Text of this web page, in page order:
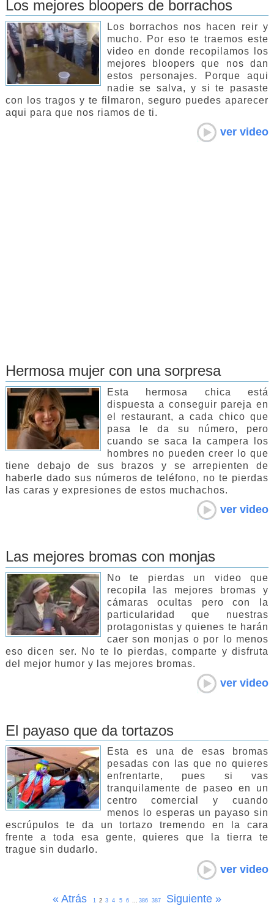
Los mejores bloopers de borrachos
Los borrachos nos hacen reir y
mucho. Por eso te traemos este
video en donde recopilamos los
mejores bloopers que nos dan
estos personajes. Porque aqui
nadie se salva, y si te pasaste
con los tragos y te filmaron, seguro puedes aparecer
aqui para que nos riamos de ti.
ver video
Hermosa mujer con una sorpresa
Esta hermosa chica está
dispuesta a conseguir pareja en
el restaurant, a cada chico que
pasa le da su número, pero
cuando se saca la campera los
hombres no pueden creer lo que
tiene debajo de sus brazos y se arrepienten de
haberle dado sus números de teléfono, no te pierdas
las caras y expresiones de estos muchachos.
ver video
Las mejores bromas con monjas
No te pierdas un video que
recopila las mejores bromas y
cámaras ocultas pero con la
particularidad que nuestras
protagonistas y quienes te harán
caer son monjas o por lo menos
eso dicen ser. No te lo pierdas, comparte y disfruta
del mejor humor y las mejores bromas.
ver video
El payaso que da tortazos
Esta es una de esas bromas
pesadas con las que no quieres
enfrentarte, pues si vas
tranquilamente de paseo en un
centro comercial y cuando
menos lo esperas un payaso sin
escrúpulos te da un tortazo tremendo en la cara
frente a toda esa gente, quieres que la tierra te
trague sin dudarlo.
ver video
« Atrás 1 2 3 4 5 6 386 387 Siguiente »